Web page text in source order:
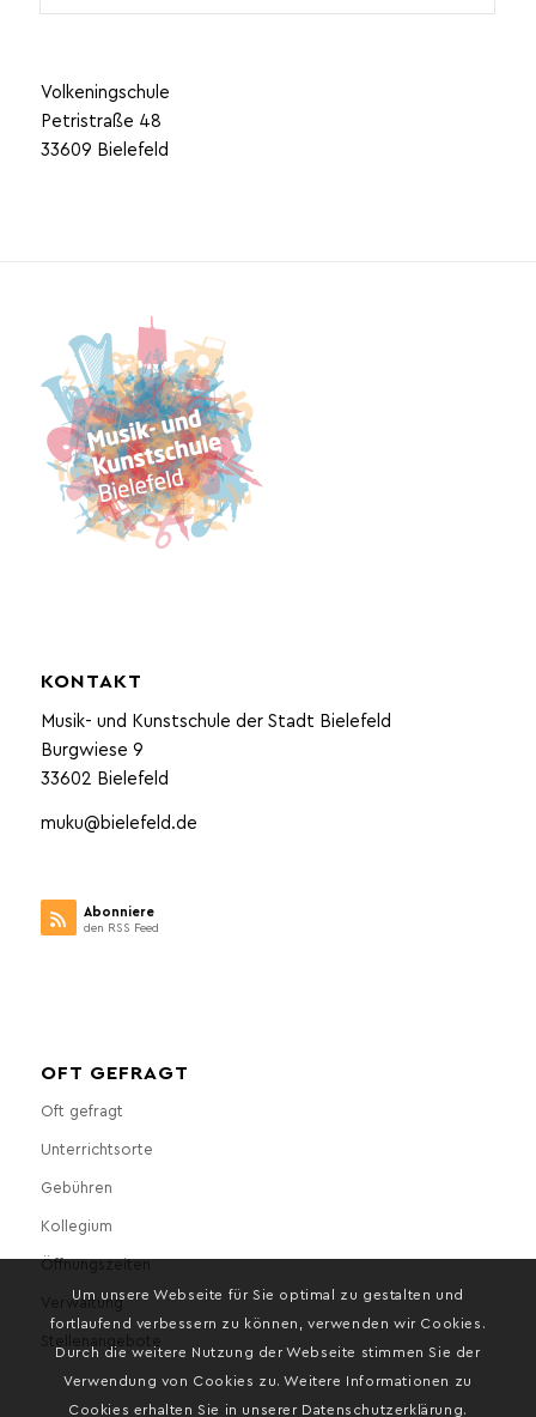
Volkeningschule
Petristraße 48
33609 Bielefeld
KONTAKT
Musik- und Kunstschule der Stadt Bielefeld
Burgwiese 9
33602 Bielefeld
muku@bielefeld.de
Abonniere
den RSS Feed
OFT GEFRAGT
Oft gefragt
Unterrichtsorte
Gebühren
Kollegium
Öffnungszeiten
Verwaltung
Stellenangebote
Um unsere Webseite für Sie optimal zu gestalten und
fortlaufend verbessern zu können, verwenden wir Cookies.
Durch die weitere Nutzung der Webseite stimmen Sie der
Verwendung von Cookies zu. Weitere Informationen zu
Cookies erhalten Sie in unserer Datenschutzerklärung.